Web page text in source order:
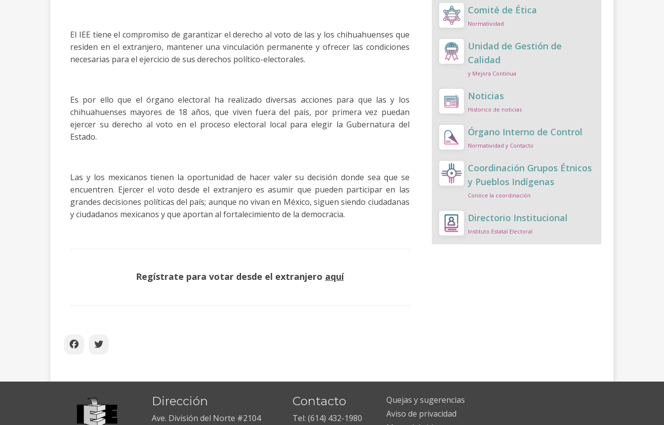
El IEE tiene el compromiso de garantizar el derecho al voto de las y los chihuahuenses que
residen en el extranjero, mantener una vinculación permanente y ofrecer las condiciones
necesarias para el ejercicio de sus derechos político-electorales.
Es por ello que el órgano electoral ha realizado diversas acciones para que las y los
chihuahuenses mayores de 18 años, que viven fuera del país, por primera vez puedan
ejercer su derecho al voto en el proceso electoral local para elegir la Gubernatura del
Estado.
Las y los mexicanos tienen la oportunidad de hacer valer su decisión donde sea que se
encuentren. Ejercer el voto desde el extranjero es asumir que pueden participar en las
grandes decisiones políticas del país; aunque no vivan en México, siguen siendo ciudadanas
y ciudadanos mexicanos y que aportan al fortalecimiento de la democracia.
Regístrate para votar desde el extranjero aquí
Comité de Ética
Normatividad
Unidad de Gestión de
Calidad
y Mejora Continua
Noticias
Historico de noticias
Órgano Interno de Control
Normatividad y Contacto
Coordinación Grupos Étnicos
y Pueblos Indígenas
Conóce la coordinación
Directorio Institucional
Instituto Estatal Electoral
Dirección
Ave. División del Norte #2104
Contacto
Tel: (614) 432-1980
Quejas y sugerencias
Aviso de privacidad